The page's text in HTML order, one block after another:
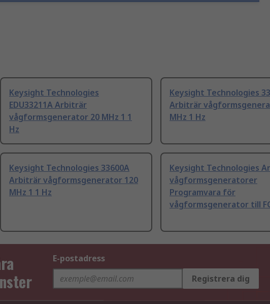
Keysight Technologies
EDU33211A Arbiträr
vågformsgenerator 20 MHz 1 1
Hz
Keysight Technologies
Arbiträr
MHz 1 Hz
Keysight Technologies 33600A
Arbiträr vågformsgenerator 120
MHz 1 1 Hz
Keysight Technologies
vågformsgeneratorer
Programvara för
vågformsgenerator till
E-postadress
Registrera dig